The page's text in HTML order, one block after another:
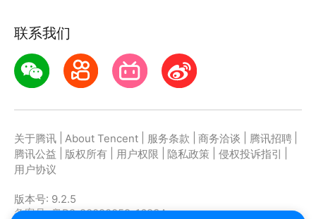
联系我们
关于腾讯 About Tencent 服务条款 商务洽谈 腾讯招聘
腾讯公益
版权所有 用户权限 隐私政策 侵权投诉指引
用户协议
版本号: 9.2.5
备案号: 粤B2-20090059-1623A